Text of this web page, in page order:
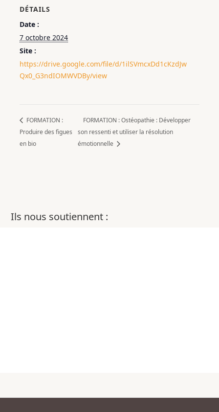
DÉTAILS
Date :
7 octobre 2024
Site :
https://drive.google.com/file/d/1ilSVmcxDd1cKzdJw
Qx0_G3ndIOMWVDBy/view
FORMATION :
Produire des figues
en bio
FORMATION : Ostéopathie : Développer
son ressenti et utiliser la résolution
émotionnelle
Ils nous soutiennent :